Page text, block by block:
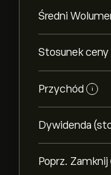
Średni
Stosunek ceny
Przychód i
Dywidenda
Poprz. Zamknij